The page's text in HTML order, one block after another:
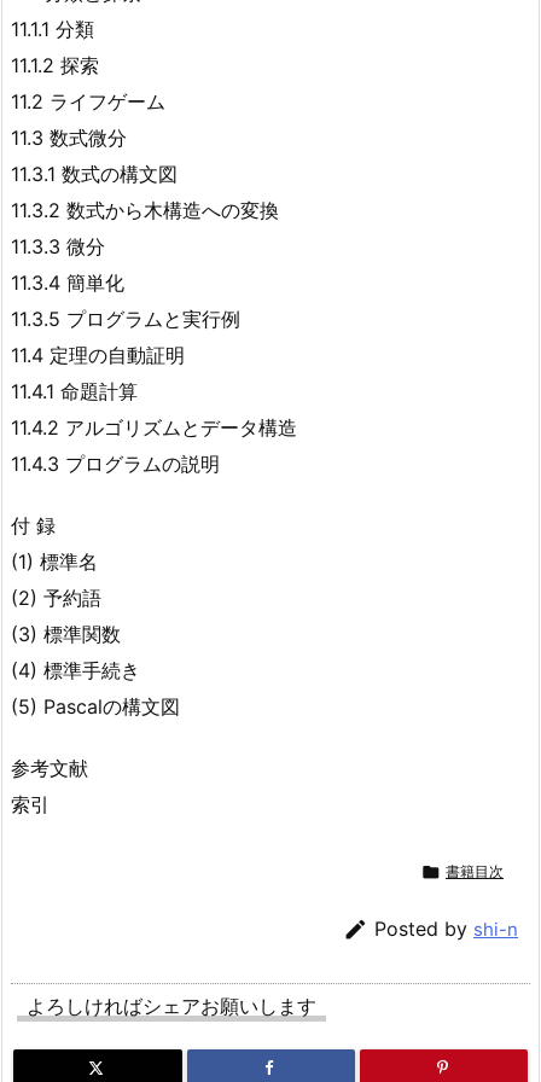
11.1.1 分類
11.1.2 探索
11.2 ライフゲーム
11.3 数式微分
11.3.1 数式の構文図
11.3.2 数式から木構造への変換
11.3.3 微分
11.3.4 簡単化
11.3.5 プログラムと実行例
11.4 定理の自動証明
11.4.1 命題計算
11.4.2 アルゴリズムとデータ構造
11.4.3 プログラムの説明
付 録
(1) 標準名
(2) 予約語
(3) 標準関数
(4) 標準手続き
(5) Pascalの構文図
参考文献
索引
 書籍目次
 Posted by shi-n
よろしければシェアお願いします